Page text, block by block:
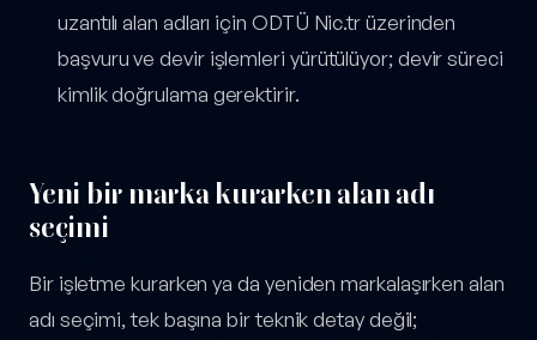
uzantılı alan adları için ODTÜ Nic.tr üzerinden
başvuru ve devir işlemleri yürütülüyor; devir süreci
kimlik doğrulama gerektirir.
Yeni bir marka kurarken alan adı
seçimi
Bir işletme kurarken ya da yeniden markalaşırken alan
adı seçimi, tek başına bir teknik detay değil;